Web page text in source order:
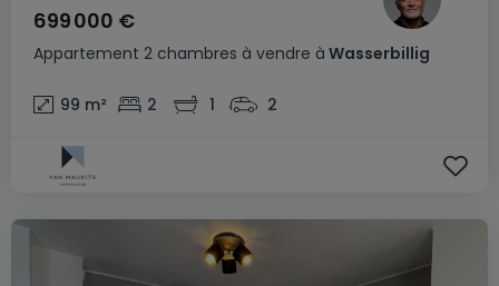
Appartement 2 chambres à vendre à Wasserbillig
699 000 €
99 m² 2 1 2